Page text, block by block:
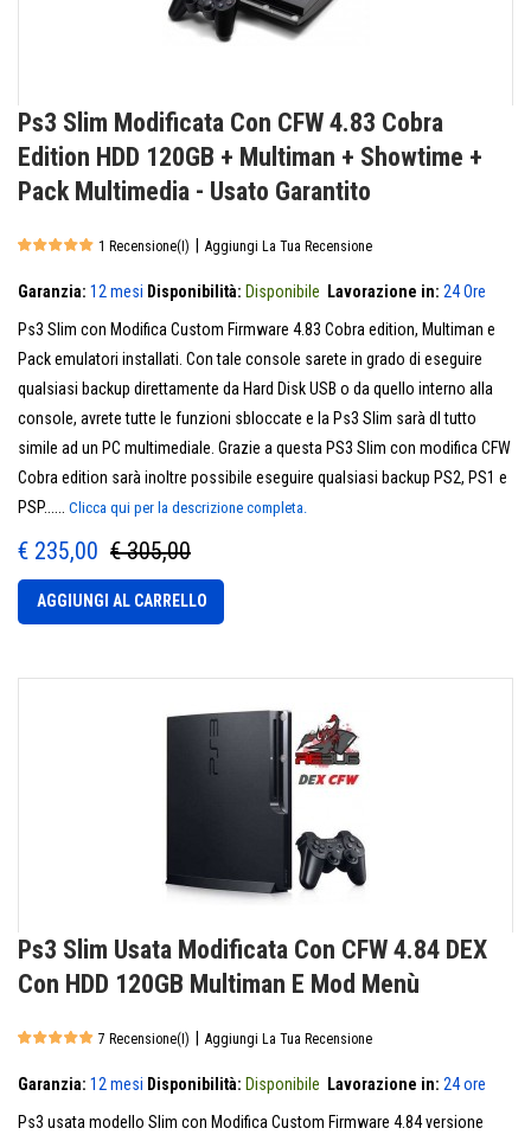
Ps3 Slim Modificata Con CFW 4.83 Cobra
Edition HDD 120GB + Multiman + Showtime +
Pack Multimedia - Usato Garantito
1 Recensione(i) Aggiungi La Tua Recensione
Garanzia: 12 mesi Disponibilità: Disponibile Lavorazione in: 24 Ore
Ps3 Slim con Modifica Custom Firmware 4.83 Cobra edition, Multiman e
Pack emulatori installati. Con tale console sarete in grado di eseguire
qualsiasi backup direttamente da Hard Disk USB o da quello interno alla
console, avrete tutte le funzioni sbloccate e la Ps3 Slim sarà dl tutto
simile ad un PC multimediale. Grazie a questa PS3 Slim con modifica CFW
Cobra edition sarà inoltre possibile eseguire qualsiasi backup PS2, PS1 e
PSP...... Clicca qui per la descrizione completa.
€ 235,00 € 305,00
AGGIUNGI AL CARRELLO
Ps3 Slim Usata Modificata Con CFW 4.84 DEX
Con HDD 120GB Multiman E Mod Menù
7 Recensione(i) Aggiungi La Tua Recensione
Garanzia: 12 mesi Disponibilità: Disponibile Lavorazione in: 24 ore
Ps3 usata modello Slim con Modifica Custom Firmware 4.84 versione